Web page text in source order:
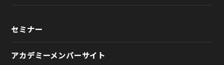
セミナー
アカデミーメンバーサイト